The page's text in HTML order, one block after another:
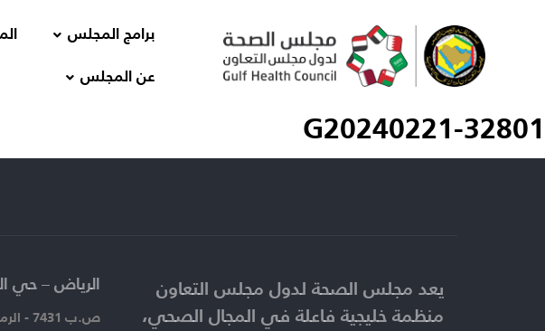
برامج المجلس
عن المجلس
G20240221-32801
الرياض – حي
ص.ب 7431 - الرمز البريدي 11462
يعد مجلس الصحة لدول مجلس التعاون
منظمة خليجية فاعلة في المجال الصحي،